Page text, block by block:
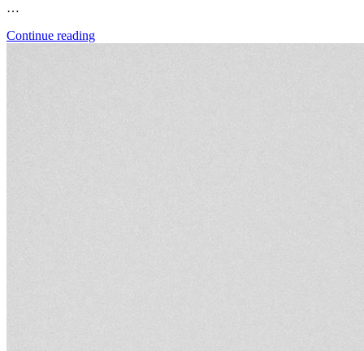
…
Continue reading